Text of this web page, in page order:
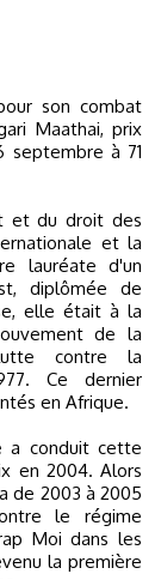
Maathai, prix
septembre à 71
et du droit des
et la
lauréate d'un
diplômée de
elle était à la
de la
contre la
Ce dernier
en Afrique.
a conduit cette
en 2004. Alors
de 2003 à 2005
le régime
Moi dans les
la première